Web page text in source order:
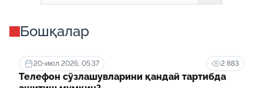
Бошқалар
20-июл 2026, 05:37 2 883
Телефон сўзлашувларини қандай тартибда